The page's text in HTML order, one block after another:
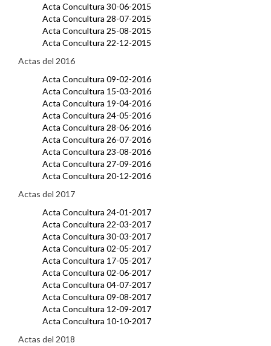
Acta Concultura 30-06-2015
Acta Concultura 28-07-2015
Acta Concultura 25-08-2015
Acta Concultura 22-12-2015
Actas del 2016
Acta Concultura 09-02-2016
Acta Concultura 15-03-2016
Acta Concultura 19-04-2016
Acta Concultura 24-05-2016
Acta Concultura 28-06-2016
Acta Concultura 26-07-2016
Acta Concultura 23-08-2016
Acta Concultura 27-09-2016
Acta Concultura 20-12-2016
Actas del 2017
Acta Concultura 24-01-2017
Acta Concultura 22-03-2017
Acta Concultura 30-03-2017
Acta Concultura 02-05-2017
Acta Concultura 17-05-2017
Acta Concultura 02-06-2017
Acta Concultura 04-07-2017
Acta Concultura 09-08-2017
Acta Concultura 12-09-2017
Acta Concultura 10-10-2017
Actas del 2018